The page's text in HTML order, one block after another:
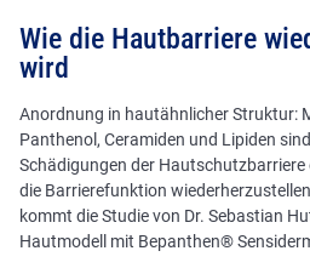
Wie die Hautbarriere
wird
Anordnung in hautähnlicher Struktur:
Panthenol, Ceramiden und Lipiden
Schädigungen der Hautschutzbarriere
die Barrierefunktion
kommt die Studie von Dr. Sebastian
Hautmodell mit Bepanthen®